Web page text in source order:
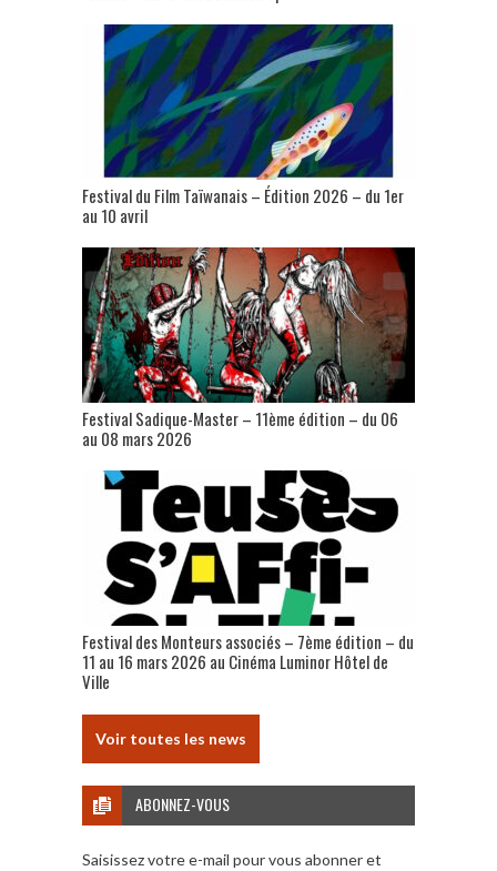
Festival du Film Taïwanais – Édition 2026 – du 1er
au 10 avril
Festival Sadique-Master – 11ème édition – du 06
au 08 mars 2026
Festival des Monteurs associés – 7ème édition – du
11 au 16 mars 2026 au Cinéma Luminor Hôtel de
Ville
Voir toutes les news
ABONNEZ-VOUS
Saisissez votre e-mail pour vous abonner et